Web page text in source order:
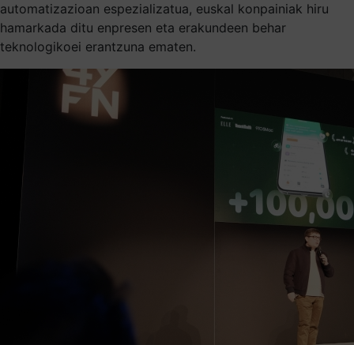
automatizazioan espezializatua, euskal konpainiak hiru
hamarkada ditu enpresen eta erakundeen behar
teknologikoei erantzuna ematen.